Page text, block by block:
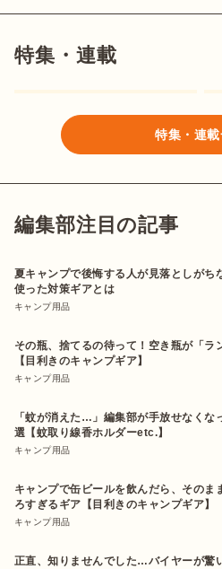
特集・連載
特集・連
編集部注目の記事
夏キャンプで後悔する人が見落としがち
使った対策ギアとは
キャンプ用品
その瓶、捨てるの待って！空き瓶が「ラ
【目利きのキャンプギア】
キャンプ用品
「蚊が消えた…」編集部が手放せなくな
選【蚊取り線香ホルダーetc.】
キャンプ用品
キャンプで缶ビールを飲んだら、そのま
ろすぎるギア【目利きのキャンプギア】
キャンプ用品
正直、知りませんでした…バイヤーが驚